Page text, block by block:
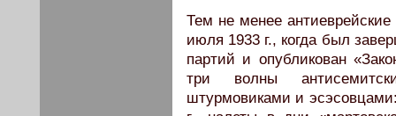
Тем не менее
июля 1933 г., когда был
партий и опубликован
три волны
штурмовиками и